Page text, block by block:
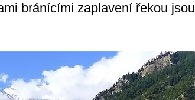
bránícími zaplavení řekou jsou